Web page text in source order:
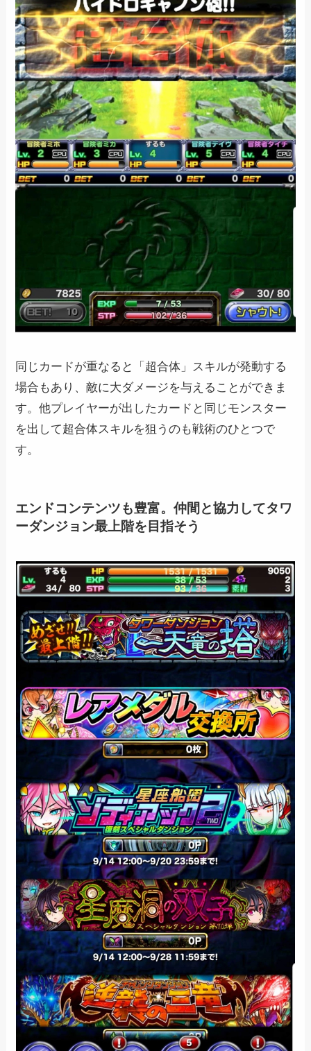
同じカードが重なると「超合体」スキルが発動する
場合もあり、敵に大ダメージを与えることができま
す。他プレイヤーが出したカードと同じモンスター
を出して超合体スキルを狙うのも戦術のひとつで
す。
エンドコンテンツも豊富。仲間と協力してタワ
ーダンジョン最上階を目指そう